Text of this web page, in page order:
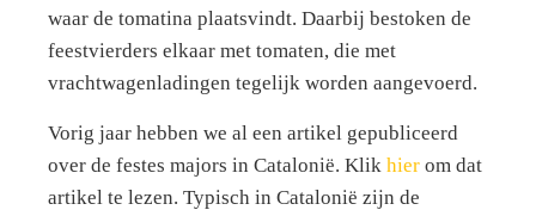
waar de tomatina plaatsvindt. Daarbij bestoken de
feestvierders elkaar met tomaten, die met
vrachtwagenladingen tegelijk worden aangevoerd.
Vorig jaar hebben we al een artikel gepubliceerd
over de festes majors in Catalonië. Klik hier om dat
artikel te lezen. Typisch in Catalonië zijn de